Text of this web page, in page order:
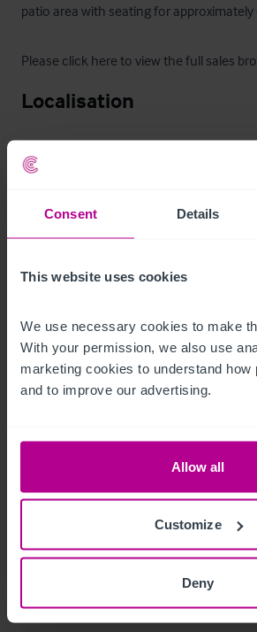
Consent Details
This website uses cookies
We use necessary cookies to make
With your permission, we also use
marketing cookies to understand how
and to improve our advertising.
Allow all
Customize
Deny
patio area with seating for approximately
Please click here to view the full sales
Localisation
The pub is situated fronting the B5016
through the centre of the Staffordshire
between Burton Upon Trent (five miles)
Occupational Format
Foundation Agreement
Please refer to page 67 of the full sales
Heures d'ouverture
Mon - Thu 15:30-23:00, Fri - Sun 12:00-
Tarifs
The rateable value is £5,000 from 01